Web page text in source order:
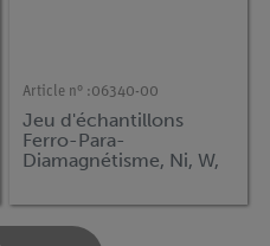
Article n° :06340-00
Jeu d'échantillons
Ferro-Para-
Diamagnétisme, Ni, W,